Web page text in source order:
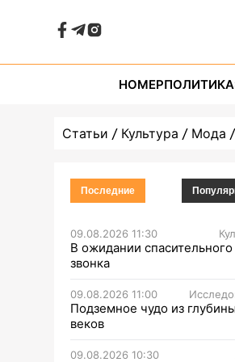
НОМЕРПОЛИТИКА
Статьи Культура Мода
Последние
09.08.2026 11:30
В ожидании спасительного
звонка
09.08.2026 11:00
Подземное чудо из глубины
веков
09.08.2026 10:30